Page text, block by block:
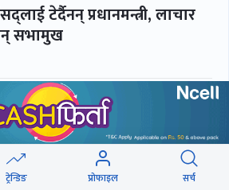
टेर्दैनन् प्रधानमन्त्री, लाचार
सभामुख
प्रकृतिको अध्यादेशले ऐनको
विस्थापित गर्न सक्दैन’
ट्रेन्डिङ प्रोफाइल सर्च